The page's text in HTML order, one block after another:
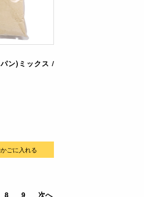
ン)ミックス /
ごに入れる
8 9 次へ